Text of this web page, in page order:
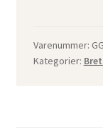
antall
Varenummer:
Kategorier: